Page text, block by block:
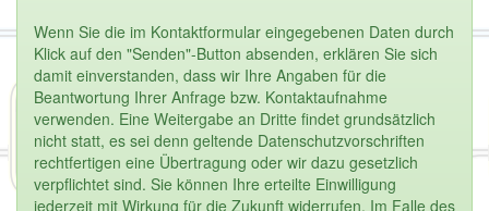
Wenn Sie die im Kontaktformular eingegebenen Daten durch
Klick auf den "Senden"-Button absenden, erklären Sie sich
damit einverstanden, dass wir Ihre Angaben für die
Beantwortung Ihrer Anfrage bzw. Kontaktaufnahme
verwenden. Eine Weitergabe an Dritte findet grundsätzlich
nicht statt, es sei denn geltende Datenschutzvorschriften
rechtfertigen eine Übertragung oder wir dazu gesetzlich
verpflichtet sind. Sie können Ihre erteilte Einwilligung
jederzeit mit Wirkung für die Zukunft widerrufen. Im Falle des